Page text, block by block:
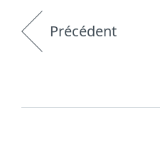
Précédent